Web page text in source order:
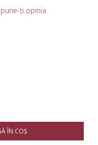
ţi opinia
ÎN COŞ